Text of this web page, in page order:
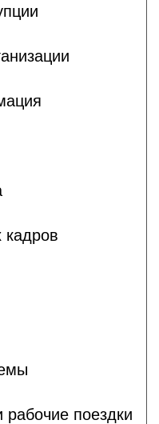
кадров
поездки